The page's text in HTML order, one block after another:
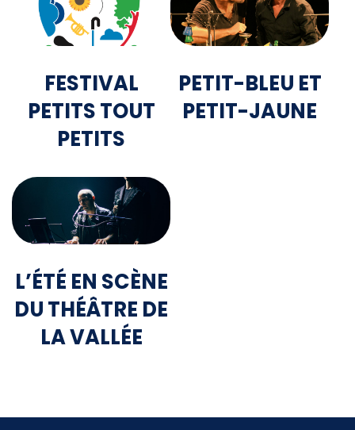
FESTIVAL
PETITS TOUT
PETITS
PETIT-BLEU ET
PETIT-JAUNE
L’ÉTÉ EN SCÈNE
DU THÉÂTRE DE
LA VALLÉE